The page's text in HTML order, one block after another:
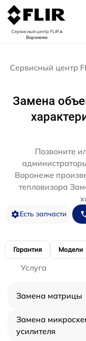
Сервисный центр FLIRв
Воронеже
Сервисный центр
Замена
Позвоните
Воронеже
тепловизора
Есть запчасти
Гарантия Модели
Услуга
Замена матрицы
Замена
усилителя